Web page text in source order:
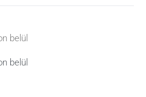
belül
belül